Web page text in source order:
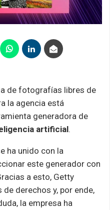
de fotografías libres de
la agencia está
generadora de
artificial.
ha unido con la
este generador con
a esto, Getty
derechos y, por ende,
la empresa ha